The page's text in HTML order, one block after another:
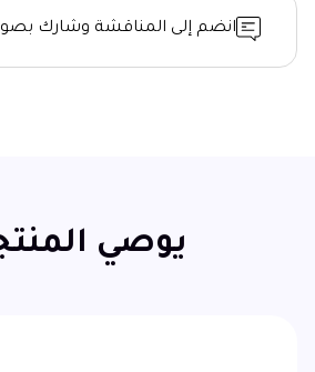
انضم إلى المناقشة وشارك
يوصي